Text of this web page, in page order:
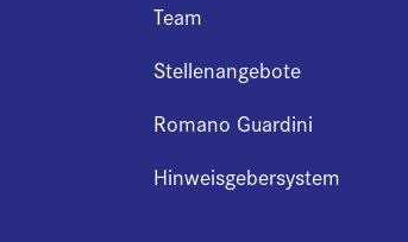
Team
Stellenangebote
Romano Guardini
Hinweisgebersystem